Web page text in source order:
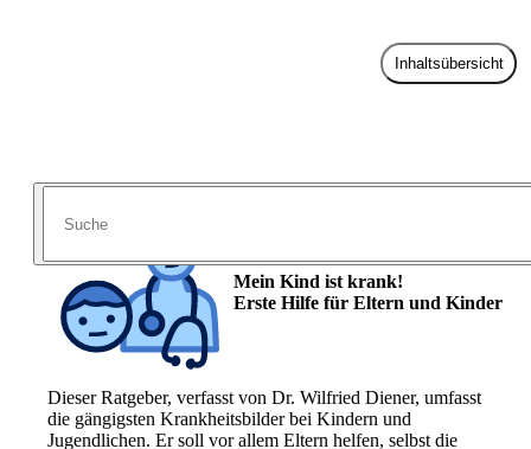
Inhaltsübersicht
Mein Kind ist krank!
Erste Hilfe für Eltern und Kinder
Dieser Ratgeber, verfasst von Dr. Wilfried Diener, umfasst
die gängigsten Krankheitsbilder bei Kindern und
Jugendlichen. Er soll vor allem Eltern helfen, selbst die